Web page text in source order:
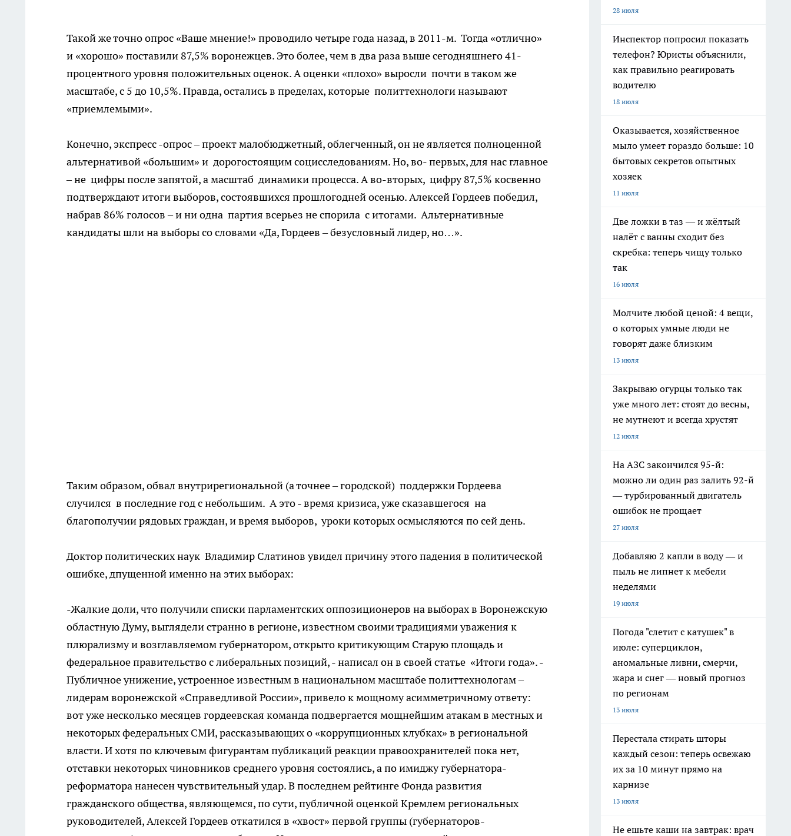
Такой же точно опрос «Ваше мнение!» проводило четыре года назад, в 2011-м. Тогда «отлично»
и «хорошо» поставили 87,5% воронежцев. Это более, чем в два раза выше сегодняшнего 41-
процентного уровня положительных оценок. А оценки «плохо» выросли почти в таком же
масштабе, с 5 до 10,5%. Правда, остались в пределах, которые политтехнологи называют
«приемлемыми».
Конечно, экспресс -опрос – проект малобюджетный, облегченный, он не является полноценной
альтернативой «большим» и дорогостоящим социсследованиям. Но, во- первых, для нас главное
– не цифры после запятой, а масштаб динамики процесса. А во-вторых, цифру 87,5% косвенно
подтверждают итоги выборов, состоявшихся прошлогодней осенью. Алексей Гордеев победил,
набрав 86% голосов – и ни одна партия всерьез не спорила с итогами. Альтернативные
кандидаты шли на выборы со словами «Да, Гордеев – безусловный лидер, но…».
Таким образом, обвал внутрирегиональной (а точнее – городской) поддержки Гордеева
случился в последние год с небольшим. А это - время кризиса, уже сказавшегося на
благополучии рядовых граждан, и время выборов, уроки которых осмысляются по сей день.
Доктор политических наук Владимир Слатинов увидел причину этого падения в политической
ошибке, дпущенной именно на этих выборах:
-Жалкие доли, что получили списки парламентских оппозиционеров на выборах в Воронежскую
областную Думу, выглядели странно в регионе, известном своими традициями уважения к
плюрализму и возглавляемом губернатором, открыто критикующим Старую площадь и
федеральное правительство с либеральных позиций, - написал он в своей статье «Итоги года». -
Публичное унижение, устроенное известным в национальном масштабе политтехнологам –
лидерам воронежской «Справедливой России», привело к мощному асимметричному ответу:
вот уже несколько месяцев гордеевская команда подвергается мощнейшим атакам в местных и
некоторых федеральных СМИ, рассказывающих о «коррупционных клубках» в региональной
власти. И хотя по ключевым фигурантам публикаций реакции правоохранителей пока нет,
отставки некоторых чиновников среднего уровня состоялись, а по имиджу губернатора-
реформатора нанесен чувствительный удар. В последнем рейтинге Фонда развития
гражданского общества, являющемся, по сути, публичной оценкой Кремлем региональных
руководителей, Алексей Гордеев откатился в «хвост» первой группы (губернаторов-
28 июля
Инспектор попросил показать
телефон? Юристы объяснили,
как правильно реагировать
водителю
18 июля
Оказывается, хозяйственное
мыло умеет гораздо больше: 10
бытовых секретов опытных
хозяек
11 июля
Две ложки в таз — и жёлтый
налёт с ванны сходит без
скребка: теперь чищу только
так
16 июля
Молчите любой ценой: 4 вещи,
о которых умные люди не
говорят даже близким
13 июля
Закрываю огурцы только так
уже много лет: стоят до весны,
не мутнеют и всегда хрустят
12 июля
На АЗС закончился 95-й:
можно ли один раз залить 92-й
— турбированный двигатель
ошибок не прощает
27 июля
Добавляю 2 капли в воду — и
пыль не липнет к мебели
неделями
19 июля
Погода "слетит с катушек" в
июле: суперциклон,
аномальные ливни, смерчи,
жара и снег — новый прогноз
по регионам
13 июля
Перестала стирать шторы
каждый сезон: теперь освежаю
их за 10 минут прямо на
карнизе
13 июля
Не ешьте каши на завтрак: врач